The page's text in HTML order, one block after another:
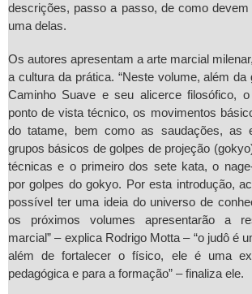
descrições, passo a passo, de como
uma delas.
Os autores apresentam a arte marcial
a cultura da prática. “Neste volume, além da
Caminho Suave e seu alicerce filosófico,
ponto de vista técnico, os movimentos
do tatame, bem como as saudações, as
grupos básicos de golpes de projeção
técnicas e o primeiro dos sete kata, o
por golpes do gokyo. Por esta introdução,
possível ter uma ideia do universo de
os próximos volumes apresentarão a
marcial” – explica Rodrigo Motta – “o judô é
além de fortalecer o físico, ele é uma
pedagógica e para a formação” – finaliza ele.